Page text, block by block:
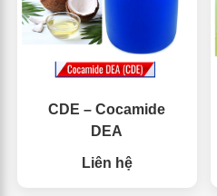
CDE – Cocamide
DEA
Liên hệ